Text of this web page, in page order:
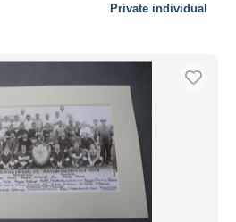
Private individual